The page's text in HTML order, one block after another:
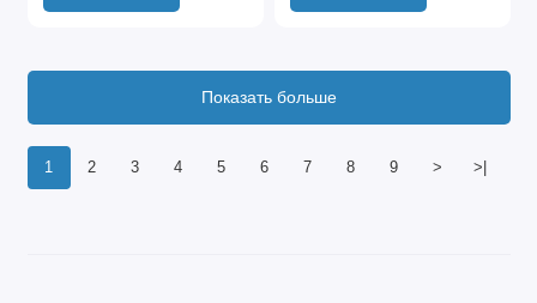
1 2 3 4 5 6 7 8 9 > >|
Показать больше